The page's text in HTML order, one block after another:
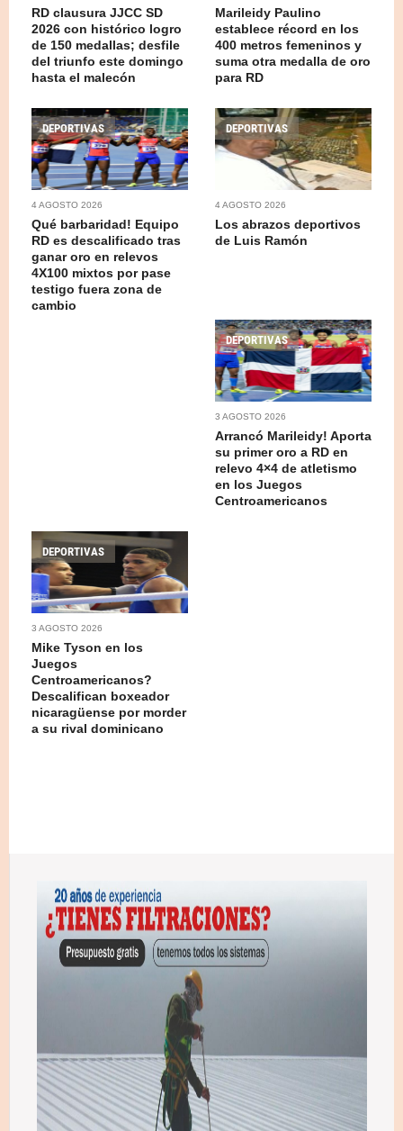
RD clausura JJCC SD
2026 con histórico logro
de 150 medallas; desfile
del triunfo este domingo
hasta el malecón
Marileidy Paulino
establece récord en los
400 metros femeninos y
suma otra medalla de oro
para RD
DEPORTIVAS
4 AGOSTO 2026
Qué barbaridad! Equipo
RD es descalificado tras
ganar oro en relevos
4X100 mixtos por pase
testigo fuera zona de
cambio
DEPORTIVAS
4 AGOSTO 2026
Los abrazos deportivos
de Luis Ramón
DEPORTIVAS
3 AGOSTO 2026
Arrancó Marileidy! Aporta
su primer oro a RD en
relevo 4×4 de atletismo
en los Juegos
Centroamericanos
DEPORTIVAS
3 AGOSTO 2026
Mike Tyson en los
Juegos
Centroamericanos?
Descalifican boxeador
nicaragüense por morder
a su rival dominicano